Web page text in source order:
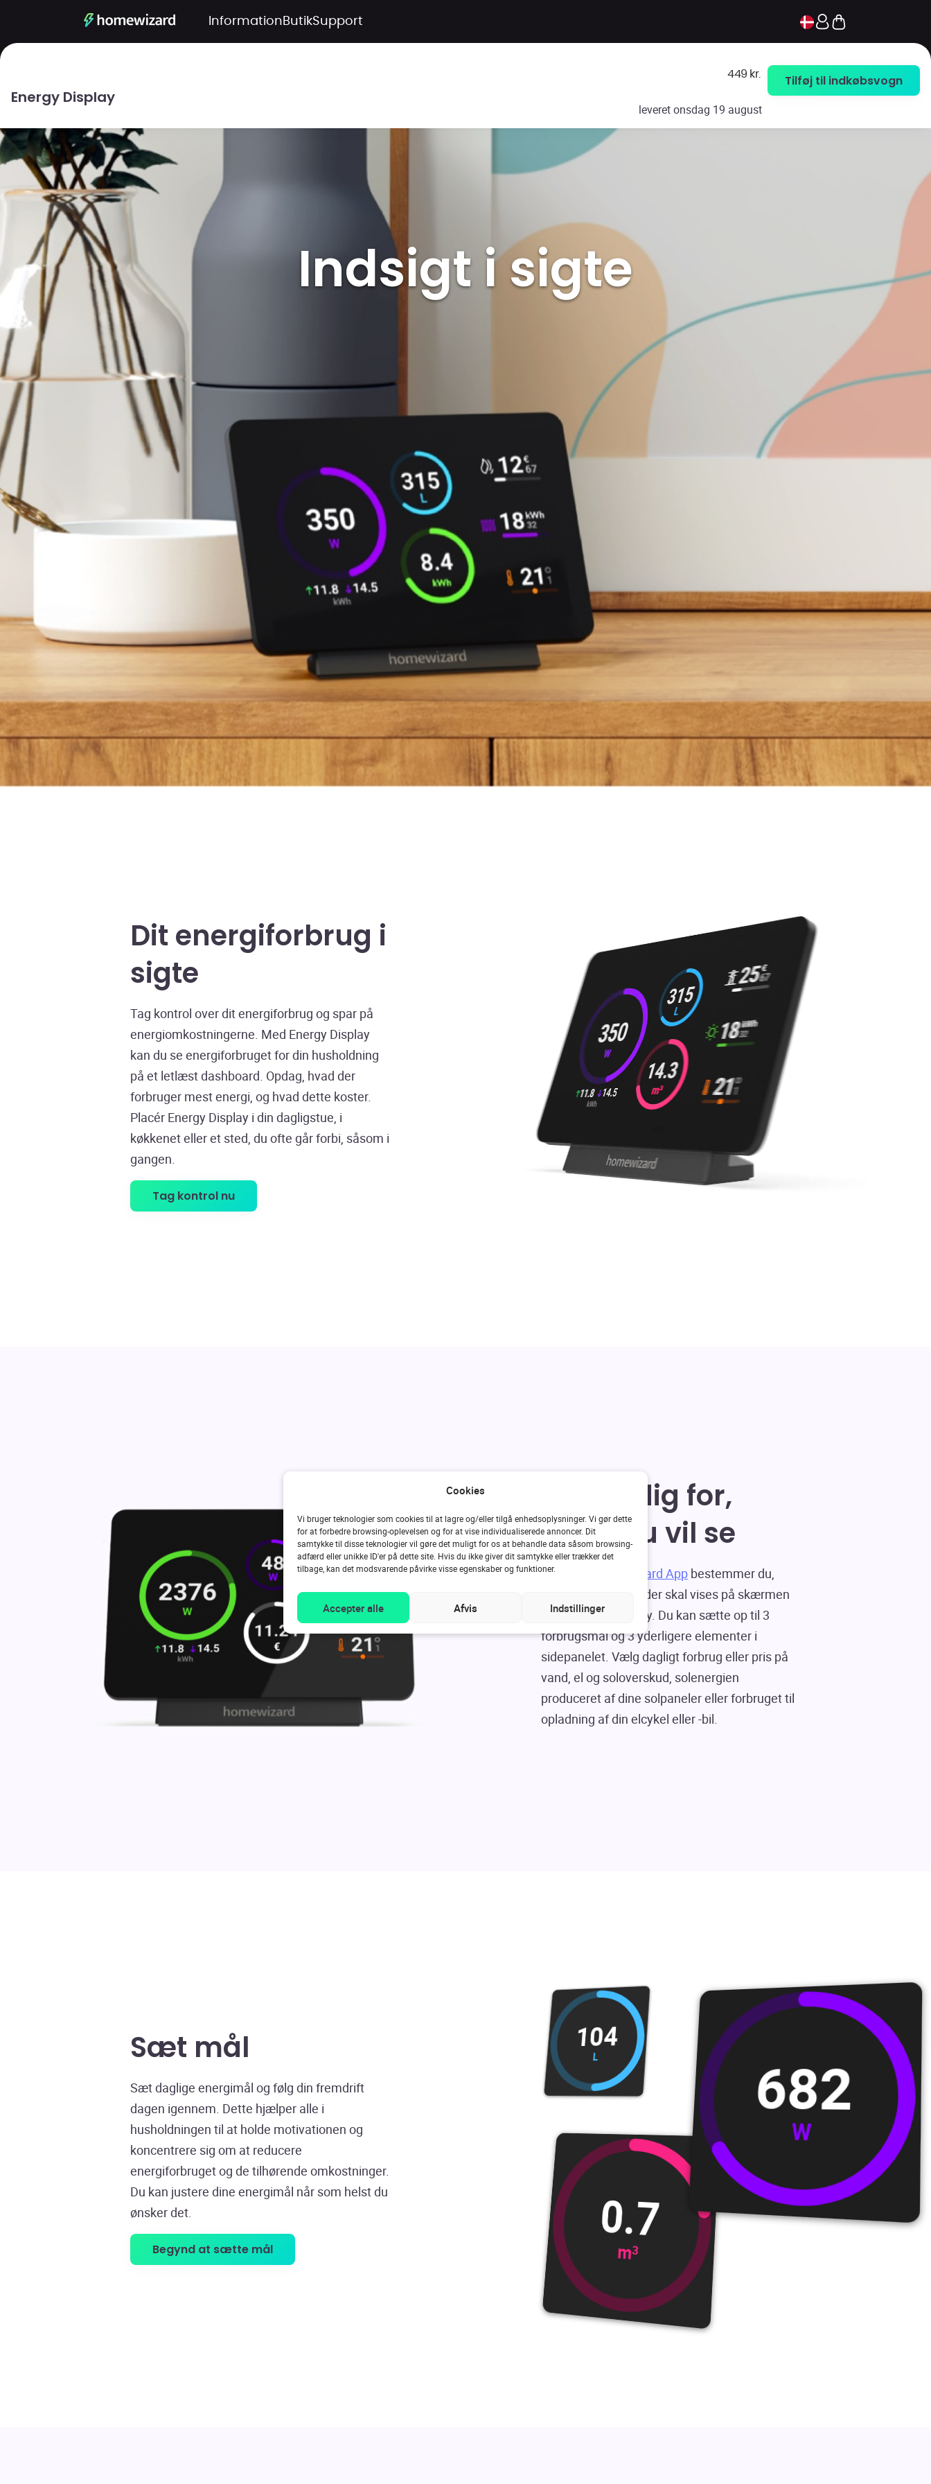
Cookies
Vi bruger teknologier som cookies til at lagre og/eller tilgå enhedsoplysninger. Vi gør dette
for at forbedre browsing-oplevelsen og for at vise individualiserede annoncer. Dit
samtykke til disse teknologier vil gøre det muligt for os at behandle data såsom browsing-
adfærd eller unikke ID'er på dette site. Hvis du ikke giver dit samtykke eller trækker det
tilbage, kan det modsvarende påvirke visse egenskaber og funktioner.
Accepter alle Afvis Indstillinger
Information ButikSupport
Energy Display
449 kr.
leveretonsdag 19 august
Tilføj til indkøbsvogn
Indsigt i sigte
Dit energiforbrug i
sigte
Tag kontrol over dit energiforbrug og spar på
energiomkostningerne. Med Energy Display
kan du se energiforbruget for din husholdning
på et letlæst dashboard. Opdag, hvad der
forbruger mest energi, og hvad dette koster.
Placér Energy Display i din dagligstue, i
køkkenet eller et sted, du ofte går forbi, såsom i
gangen.
Tag kontrol nu
Beslut dig for,
hvad du vil se
Gennem HomeWizard App bestemmer du,
hvilke oplysninger, der skal vises på skærmen
af dit Energy Display. Du kan sætte op til 3
forbrugsmål og 3 yderligere elementer i
sidepanelet. Vælg dagligt forbrug eller pris på
vand, el og soloverskud, solenergien
produceret af dine solpaneler eller forbruget til
opladning af din elcykel eller -bil.
Sæt mål
Sæt daglige energimål og følg din fremdrift
dagen igennem. Dette hjælper alle i
husholdningen til at holde motivationen og
koncentrere sig om at reducere
energiforbruget og de tilhørende omkostninger.
Du kan justere dine energimål når som helst du
ønsker det.
Begynd at sætte mål
104
L 682
W
0.7
m3